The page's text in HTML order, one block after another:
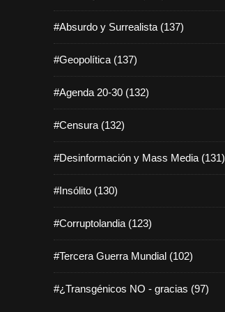
#Absurdo y Surrealista (137)
#Geopolítica (137)
#Agenda 20-30 (132)
#Censura (132)
#Desinformación y Mass Media (131)
#Insólito (130)
#Corruptolandia (123)
#Tercera Guerra Mundial (102)
#¿Transgénicos NO - gracias (97)